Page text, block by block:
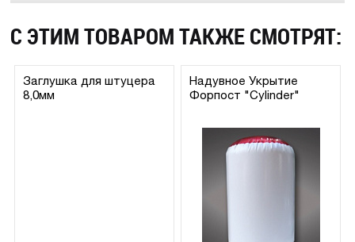
С ЭТИМ ТОВАРОМ ТАКЖЕ СМОТРЯТ:
Заглушка для штуцера
8,0мм
Надувное Укрытие
Форпост "Cylinder"